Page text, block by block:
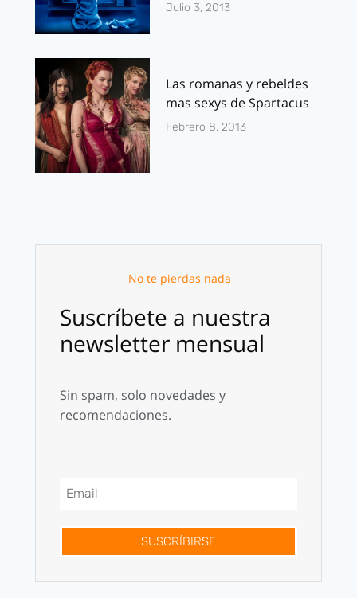
Julio 3, 2013
Las romanas y rebeldes
mas sexys de Spartacus
Febrero 8, 2013
No te pierdas nada
Suscríbete a nuestra
newsletter mensual
Sin spam, solo novedades y
recomendaciones.
SUSCRÍBIRSE